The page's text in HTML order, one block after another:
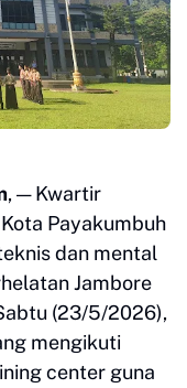
, — Kwartir
Payakumbuh
dan mental
Jambore
(23/5/2026),
mengikuti
center guna